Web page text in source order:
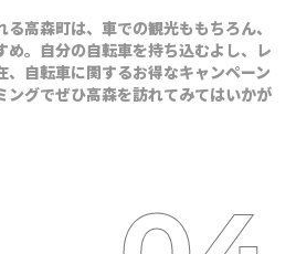
高森町は、車での観光ももちろん、
め。自分の自転車を持ち込むよし、レ
、自転車に関するお得なキャンペーン
ングでぜひ高森を訪れてみてはいかが